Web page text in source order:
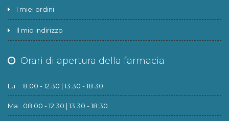
I miei ordini
Il mio indirizzo
Orari di apertura della farmacia
Lu 8:00 - 12:30 | 13:30 - 18:30
Ma 08:00 - 12:30 | 13:30 - 18:30